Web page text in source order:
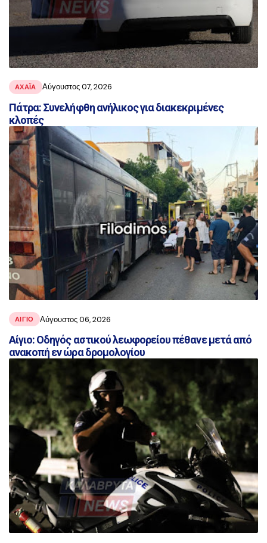
ΑΧΑΪ́Α Αύγουστος 07, 2026
Πάτρα: Συνελήφθη ανήλικος για διακεκριμένες
κλοπές
ΑΙΓΙΟ Αύγουστος 06, 2026
Αίγιο: Οδηγός αστικού λεωφορείου πέθανε μετά από
ανακοπή εν ώρα δρομολογίου